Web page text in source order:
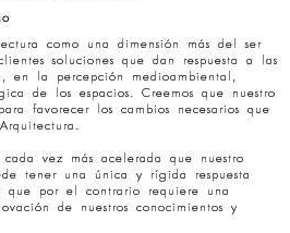
como una dimensión más del ser
soluciones que dan respuesta a las
en la percepción medioambiental,
de los espacios. Creemos que nuestro
favorecer los cambios necesarios que
vez más acelerada que nuestro
tener una única y rígida respuesta
que por el contrario requiere una
de nuestros conocimientos y